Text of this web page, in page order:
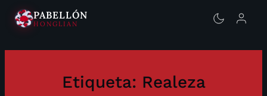
PABELLÓN
HONGLIAN
Etiqueta: Realeza